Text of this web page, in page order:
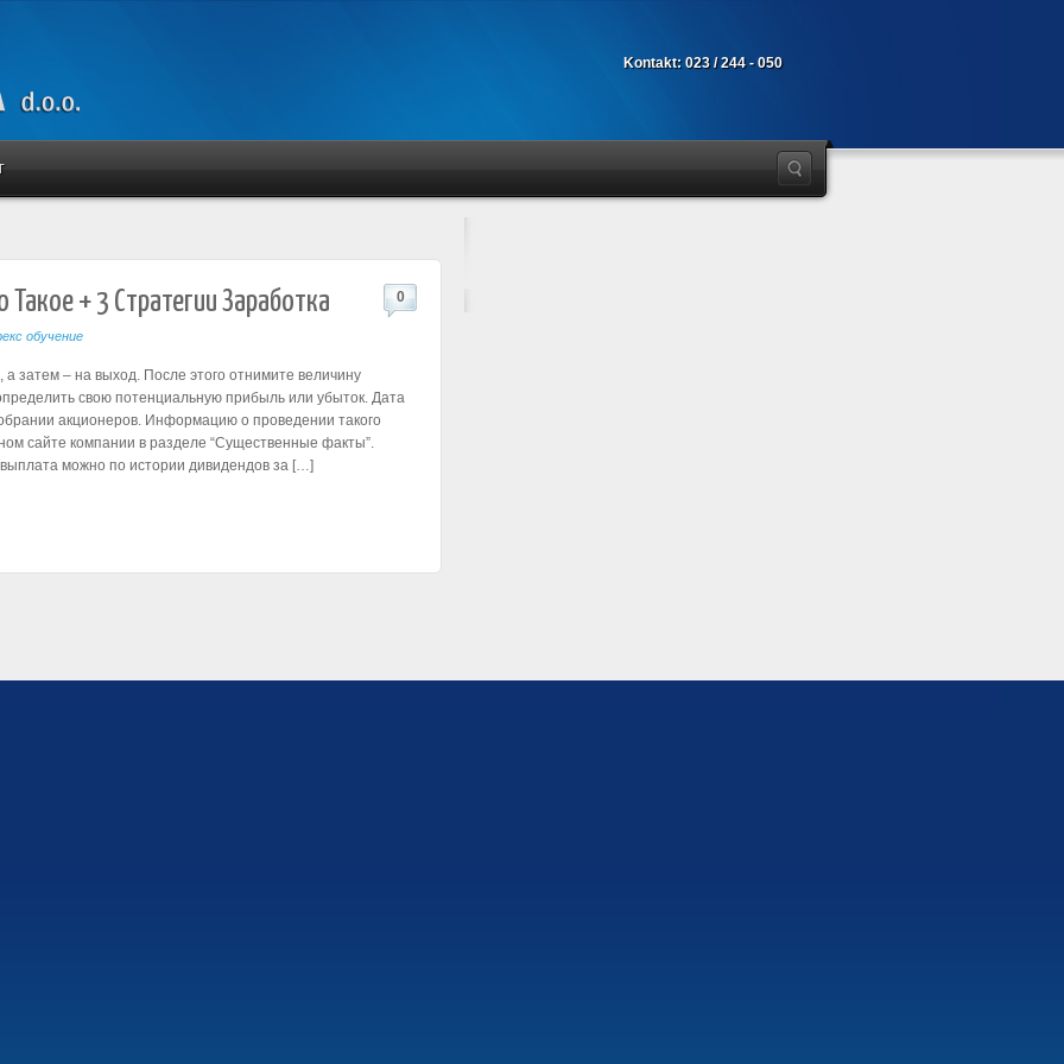
Kontakt: 023 / 244 - 050
+ 3 Стратегии Заработка
обучение
0
затем – на выход. После этого отнимите величину
свою потенциальную прибыль или убыток. Дата
акционеров. Информацию о проведении такого
сайте компании в разделе “Существенные факты”.
можно по истории дивидендов за […]